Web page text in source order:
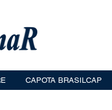
CAPOTA BRASILCAP